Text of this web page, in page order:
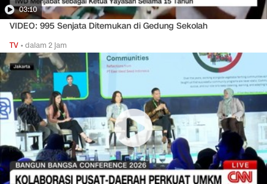
03:10
VIDEO: 995 Senjata Ditemukan di Gedung Sekolah
TV •dalam 2 jam